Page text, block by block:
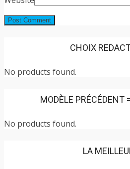
CHOIX
No products found.
MODÈLE PRÉCÉDENT
No products found.
LA